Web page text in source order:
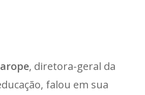
, diretora-geral da
falou em sua